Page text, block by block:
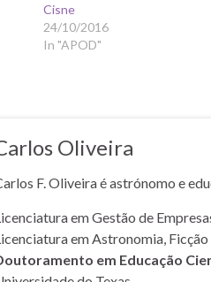
Cisne
24/10/2016
In "APOD"
Oliveira
F. Oliveira é astrónomo e
em Gestão de
em Astronomia,
em Educação